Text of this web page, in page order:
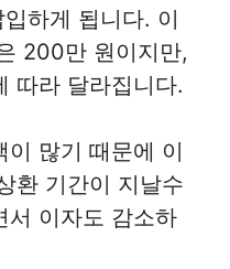
하게 됩니다. 이
200만 원이지만,
따라 달라집니다.
이 많기 때문에 이
환 기간이 지날수
서 이자도 감소하